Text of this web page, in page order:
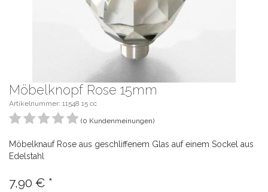
Möbelknopf Rose 15mm
Artikelnummer: 11548 15 cc
(0 Kundenmeinungen)
Möbelknauf Rose aus geschliffenem Glas auf einem Sockel aus
Edelstahl
7,90 € *